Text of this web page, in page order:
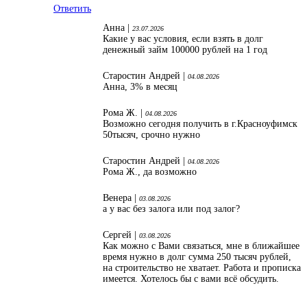
Ответить
Анна |
23.07.2026
Какие у вас условия, если взять в долг
денежный займ 100000 рублей на 1 год
Старостин Андрей | 04.08.2026
Анна, 3% в месяц
Рома Ж. | 04.08.2026
Возможно сегодня получить в г.Красноуфимск
50тысяч, срочно нужно
Старостин Андрей | 04.08.2026
Рома Ж., да возможно
Венера | 03.08.2026
а у вас без залога или под залог?
Сергей | 03.08.2026
Как можно с Вами связаться, мне в ближайшее
время нужно в долг сумма 250 тысяч рублей,
на строительство не хватает. Работа и прописка
имеется. Хотелось бы с вами всё обсудить.